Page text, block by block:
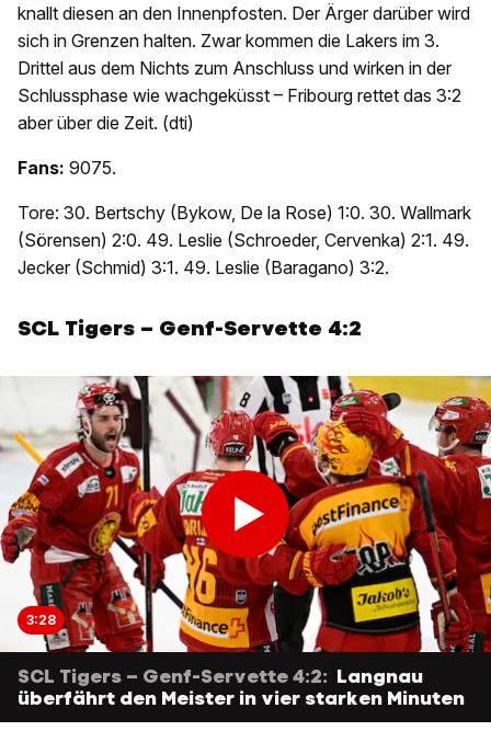
knallt diesen an den Innenpfosten. Der Ärger darüber wird
sich in Grenzen halten. Zwar kommen die Lakers im 3.
Drittel aus dem Nichts zum Anschluss und wirken in der
Schlussphase wie wachgeküsst – Fribourg rettet das 3:2
aber über die Zeit. (dti)
Fans: 9075.
Tore: 30. Bertschy (Bykow, De la Rose) 1:0. 30. Wallmark
(Sörensen) 2:0. 49. Leslie (Schroeder, Cervenka) 2:1. 49.
Jecker (Schmid) 3:1. 49. Leslie (Baragano) 3:2.
SCL Tigers – Genf-Servette 4:2
3:28
SCL Tigers – Genf-Servette 4:2: Langnau
überfährt den Meister in vier starken Minuten